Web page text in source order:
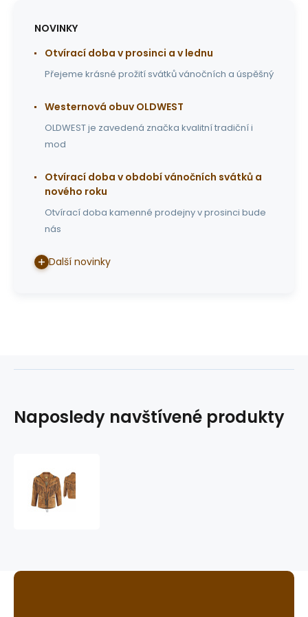
NOVINKY
Otvírací doba v prosinci a v lednu
Přejeme krásné prožití svátků vánočních a úspěšný
Westernová obuv OLDWEST
OLDWEST je zavedená značka kvalitní tradiční i
mod
Otvírací doba v období vánočních svátků a
nového roku
Otvírací doba kamenné prodejny v prosinci bude
nás
Další novinky
Naposledy navštívené produkty